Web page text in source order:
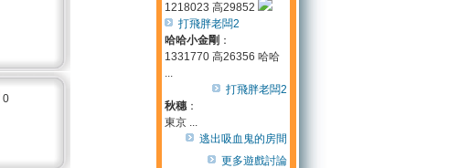
0
1218023 高29852
打飛胖老闆2
哈哈小金剛 ：
1331770 高26356 哈哈
...
打飛胖老闆2
秋穗：
東京 ...
逃出吸血鬼的房間
更多遊戲討論